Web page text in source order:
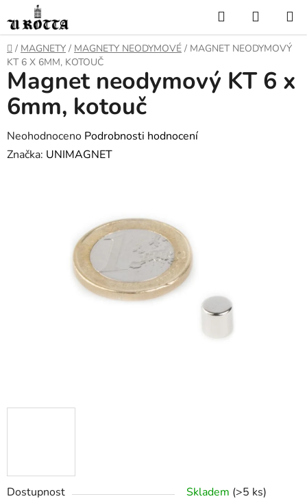
na
obsah
Hledat
KOŠÍK
DOMŮ
/ MAGNETY / MAGNETY NEODYMOVÉ / MAGNET NEODYMOVÝ
KT 6 X 6MM, KOTOUČ
Dostupnost Skladem (>5 ks)
Magnet neodymový KT 6 x
6mm, kotouč
Průměrné
hodnocení
Neohodnoceno Podrobnosti hodnocení
Značka: UNIMAGNET